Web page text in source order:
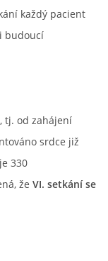
každý pacient
budoucí
tj. od zahájení
srdce již
330
že VI. setkání se